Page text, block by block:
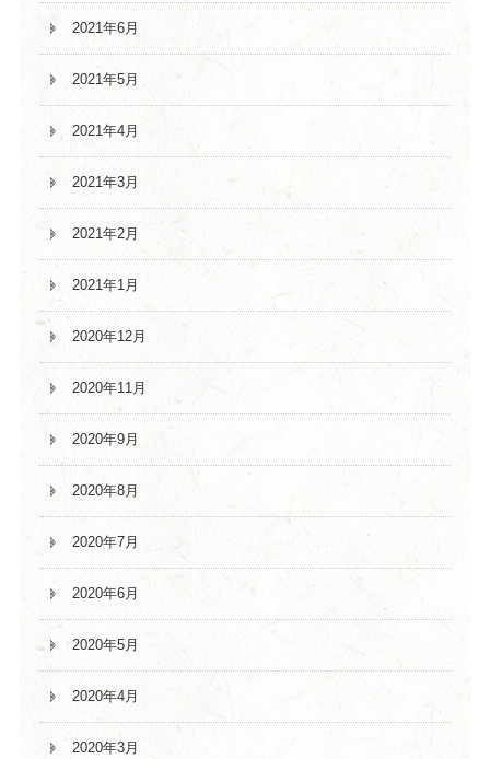
2021年6月
2021年5月
2021年4月
2021年3月
2021年2月
2021年1月
2020年12月
2020年11月
2020年9月
2020年8月
2020年7月
2020年6月
2020年5月
2020年4月
2020年3月